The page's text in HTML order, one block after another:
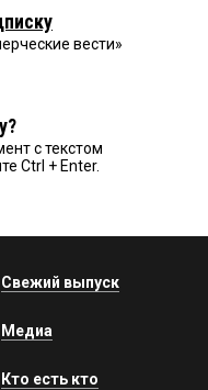
вести»
с текстом
Ctrl + Enter.
Свежий выпуск
Медиа
Кто есть кто